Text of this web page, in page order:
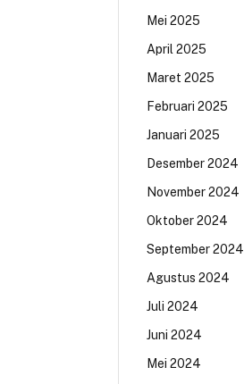
Mei 2025
April 2025
Maret 2025
Februari 2025
Januari 2025
Desember 2024
November 2024
Oktober 2024
September 2024
Agustus 2024
Juli 2024
Juni 2024
Mei 2024